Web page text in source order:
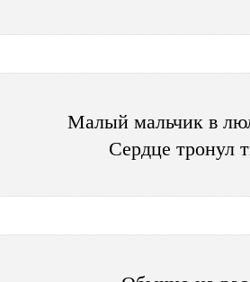
Малый мальчик в
Сердце тронул